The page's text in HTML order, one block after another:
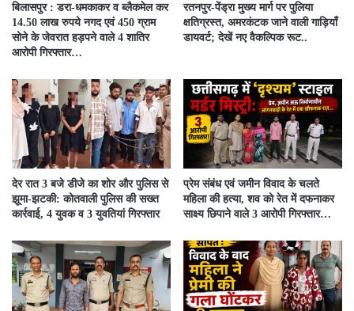
बिलासपुर : डरा-धमकाकर व ब्लैकमेल कर
14.50 लाख रुपये नगद एवं 450 ग्राम
सोने के जेवरात हड़पने वाले 4 शातिर
आरोपी गिरफ्तार…
रतनपुर-पेंड्रा मुख्य मार्ग पर पुलिया
क्षतिग्रस्त, अमरकंटक जाने वाली गाड़ियाँ
डायवर्ट; देखें नए वैकल्पिक रूट..
देर रात 3 बजे डीजे का शोर और पुलिस से
झूमा-झटकी: कोतवाली पुलिस की सख्त
कार्रवाई, 4 युवक व 3 युवतियां गिरफ्तार
प्रेम संबंध एवं जमीन विवाद के चलते
महिला की हत्या, शव को रेत में दफनाकर
साक्ष्य छिपाने वाले 3 आरोपी गिरफ्तार…